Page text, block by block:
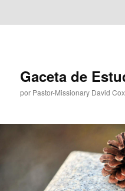
Gaceta de
por Pastor-Missionary David Cox